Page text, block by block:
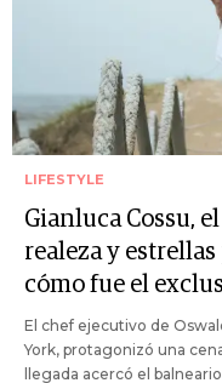
LIFESTYLE
Gianluca Cossu,
realeza y
cómo fue el
El chef ejecutivo de
York, protagonizó una
llegada acercó el